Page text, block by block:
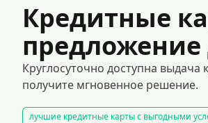
Кредитные
предложение
Круглосуточно доступна
получите мгновенное решение.
лучшие кредитные карты с выгодными